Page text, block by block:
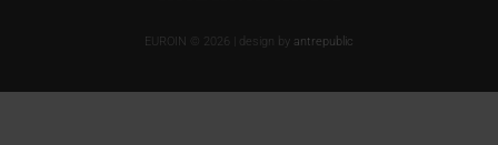
EUROIN © 2026 | design by antrepublic